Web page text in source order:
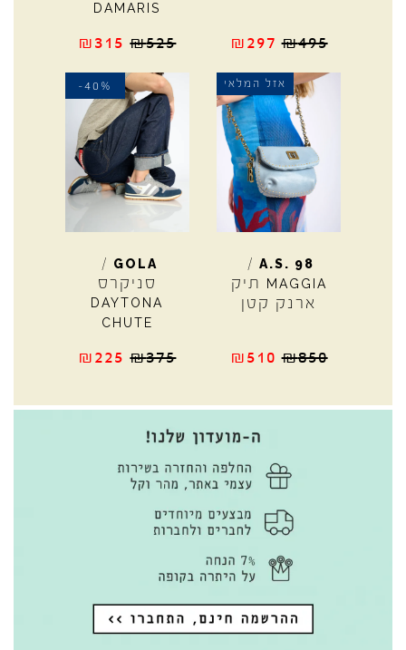
₪495
₪297
DAMARIS
₪525
₪315
אזל המלאי
A.S. 98
/
MAGGIA
תיק
ארנק קטן
₪850
₪510
-40%
GOLA
/
סניקרס
DAYTONA
CHUTE
₪375
₪225